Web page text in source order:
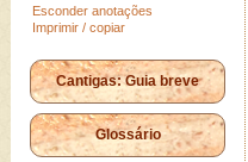
Esconder anotações
Imprimir / copiar
Cantigas: Guia breve
Glossário